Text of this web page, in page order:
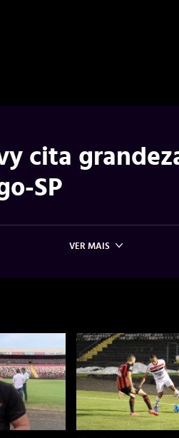
cita
SP
VER MAIS